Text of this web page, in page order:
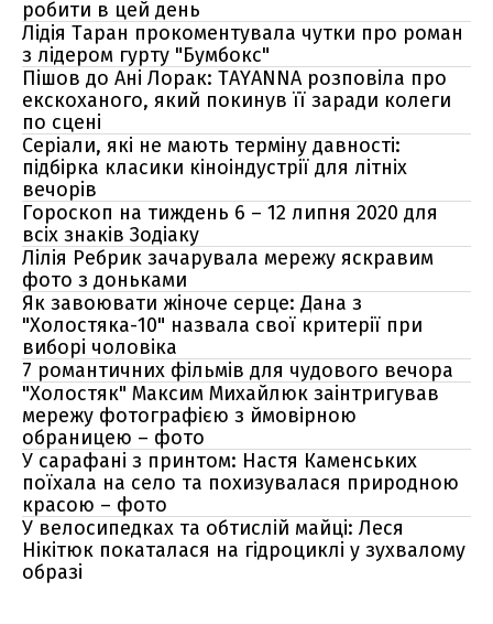
робити в цей день
Лідія Таран прокоментувала чутки про роман
з лідером гурту "Бумбокс"
Пішов до Ані Лорак: TAYANNA розповіла про
екскоханого, який покинув її заради колеги
по сцені
Серіали, які не мають терміну давності:
підбірка класики кіноіндустрії для літніх
вечорів
Гороскоп на тиждень 6 – 12 липня 2020 для
всіх знаків Зодіаку
Лілія Ребрик зачарувала мережу яскравим
фото з доньками
Як завоювати жіноче серце: Дана з
"Холостяка-10" назвала свої критерії при
виборі чоловіка
7 романтичних фільмів для чудового вечора
"Холостяк" Максим Михайлюк заінтригував
мережу фотографією з ймовірною
обраницею – фото
У сарафані з принтом: Настя Каменських
поїхала на село та похизувалася природною
красою – фото
У велосипедках та обтислій майці: Леся
Нікітюк покаталася на гідроциклі у зухвалому
образі